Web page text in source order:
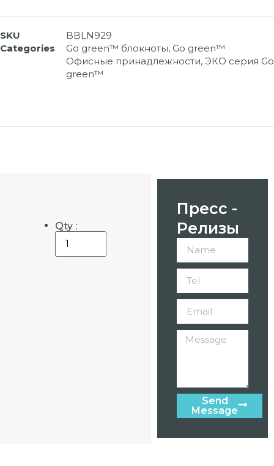
SKU
BBLN929
Categories
Go green™ блокноты, Go green™
Офисные принадлежности, ЭКО серия Go
green™
Qty :
Пресс -
Релизы
Send
Message